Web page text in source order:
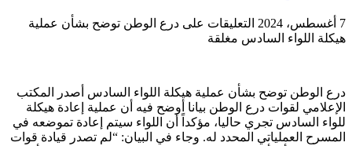
7 أغسطس، 2024 التعليقات على درع الوطن توضح بشأن عملية
هيكلة اللواء السادس مغلقة
درع الوطن توضح بشأن عملية هيكلة اللواء السادس أصدر المكتب
الإعلامي لقوات درع الوطن بيانا أوضح فيه أن عملية إعادة هيكلة
للواء السادس تجري حاليا، مؤكداً أن اللواء سيتم إعادة تموضعه في
المسرح العملياتي المحدد له. وجاء في البيان: “لم تصدر قيادة قوات